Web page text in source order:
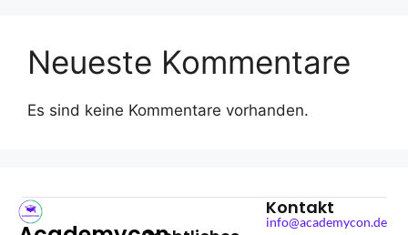
Neueste Kommentare
Es sind keine Kommentare vorhanden.
Kontakt
info@academycon.de